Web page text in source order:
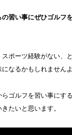
習い事にぜひゴルフ
ポーツ経験がない、
なるかもしれませんよ
ゴルフを習い事にす
たいと思います。